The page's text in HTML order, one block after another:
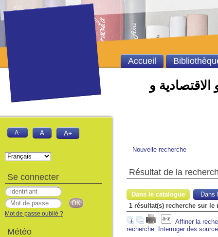
الاقتصادية و
Nouvelle recherche
Résultat de la
Dans le catalogue
Dans
1 résultat(s) recherche sur
Affiner la
recherche
Interroger des
Accueil
A- A A+
Se connecter
Mot de passe oublié ?
Météo